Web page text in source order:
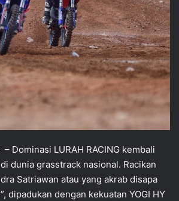
– Dominasi LURAH RACING kembali
dunia grasstrack nasional. Racikan
Satriawan atau yang akrab disapa
dipadukan dengan kekuatan YOGI HY